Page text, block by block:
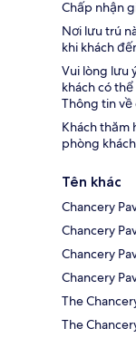
Chấp nhận
Nơi lưu trú
khi khách
Vui lòng lưu
khách có
Thông tin về
Khách thăm
phòng
Tên khác
Chancery
Chancery
Chancery
Chancery
The
The